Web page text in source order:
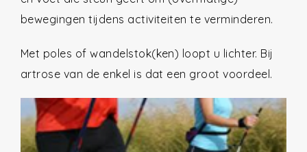
bewegingen tijdens activiteiten te verminderen.
Met poles of wandelstok(ken) loopt u lichter. Bij
artrose van de enkel is dat een groot voordeel.